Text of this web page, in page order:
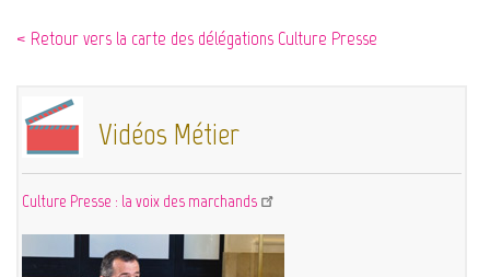
< Retour vers la carte des délégations Culture Presse
Vidéos Métier
Culture Presse : la voix des marchands